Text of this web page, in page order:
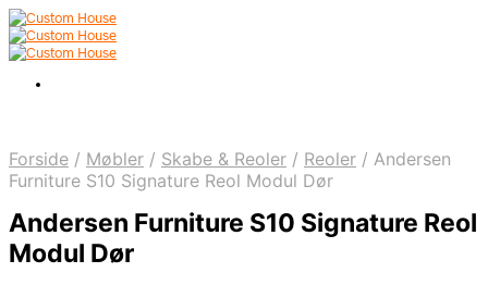
Forside / Møbler / Skabe & Reoler / Reoler / Andersen
Furniture S10 Signature Reol Modul Dør
Andersen Furniture S10 Signature Reol
Modul Dør